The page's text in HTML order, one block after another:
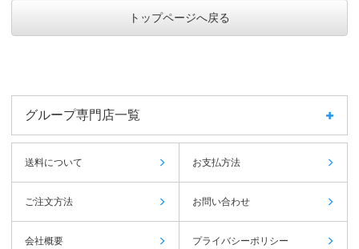
トップページへ戻る
グループ専門店一覧
送料について お支払方法
ご注文方法 お問い合わせ
会社概要 プライバシーポリシー